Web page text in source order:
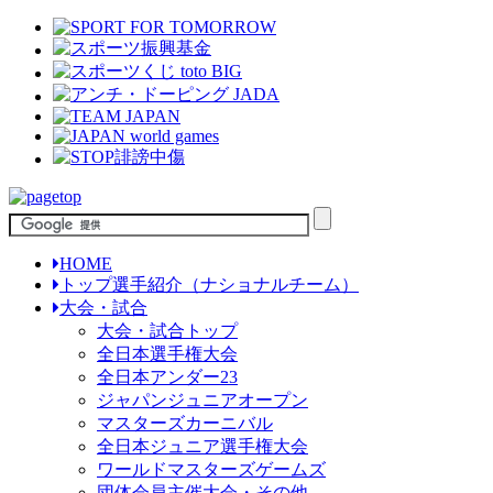
HOME
トップ選手紹介（ナショナルチーム）
大会・試合
大会・試合トップ
全日本選手権大会
全日本アンダー23
ジャパンジュニアオープン
マスターズカーニバル
全日本ジュニア選手権大会
ワールドマスターズゲームズ